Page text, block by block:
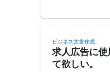
ビジネス文書作成
求人広告に
て欲しい。